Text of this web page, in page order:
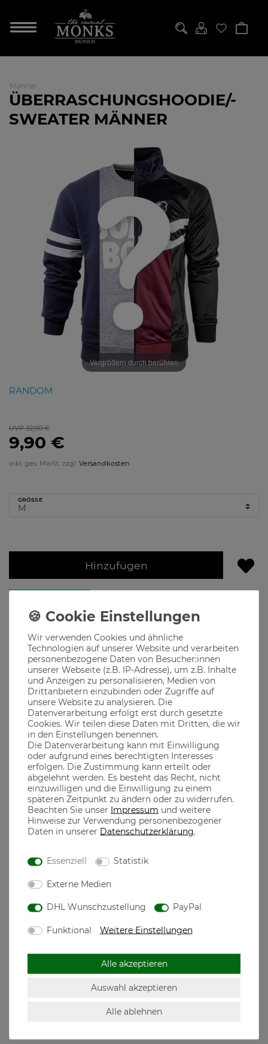
Männer
ÜBERRASCHUNGSHOODIE/-
SWEATER MÄNNER
Vergrößern durch berühren
RANDOM
UVP 32,90 €
9,90 €
inkl. ges. MwSt. zzgl. Versandkosten
GRÖSSE
Hinzufügen
Produktbeschreibung
Du bekommst zufällig von uns ausgewählte Hoodies, Sweater
oder Jackets
The casual Monks steht für qualitativ hochwertige Mode
designed in München, dem Herzen Bayerns
Motive für jeden echten Bayer, der seine Heimatliebe auch
neben der Tracht in seiner Freizeit zeigen will
Die Hopfendolde edel und dezent als Patch auf der Brust -
casual & traditional!
Material
Aus 100% Baumwolle gefertigt, dadurch ist ein optimaler
Tragekomfort garantiert
The casual Monks steht für qualitativ hochwertige Mode
Motive für jeden echten Bayer, der seine Heimatliebe auch
268c, 80686 München, Deutschland,
Wir verwenden Cookies und ähnliche
Technologien auf unserer Website und verarbeiten
personenbezogene Daten von Besucher:innen
unserer Webseite (z.B. IP-Adresse), um z.B. Inhalte
und Anzeigen zu personalisieren, Medien von
Drittanbietern einzubinden oder Zugriffe auf
unsere Website zu analysieren. Die
Datenverarbeitung erfolgt erst durch gesetzte
Cookies. Wir teilen diese Daten mit Dritten, die wir
in den Einstellungen benennen.
Die Datenverarbeitung kann mit Einwilligung
oder aufgrund eines berechtigten Interesses
erfolgen. Die Zustimmung kann erteilt oder
abgelehnt werden. Es besteht das Recht, nicht
einzuwilligen und die Einwilligung zu einem
späteren Zeitpunkt zu ändern oder zu widerrufen.
Beachten Sie unser Impressum und weitere
Hinweise zur Verwendung personenbezogener
Daten in unserer Daten­schutz­erklärung.
Essenziell Statistik
Externe Medien
DHL Wunschzustellung PayPal
Funktional Weitere Einstellungen
Alle akzeptieren
Auswahl akzeptieren
Alle ablehnen